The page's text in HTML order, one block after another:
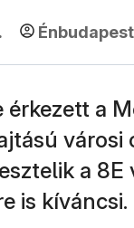
érkezett a
városi
a 8E
is kíváncsi.